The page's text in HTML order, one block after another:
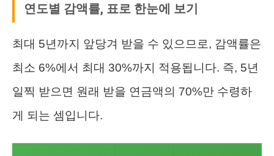
연도별 감액률, 표로 한눈에 보기
최대 5년까지 앞당겨 받을 수 있으므로, 감액률은
최소 6%에서 최대 30%까지 적용됩니다. 즉, 5년
일찍 받으면 원래 받을 연금액의 70%만 수령하
게 되는 셈입니다.